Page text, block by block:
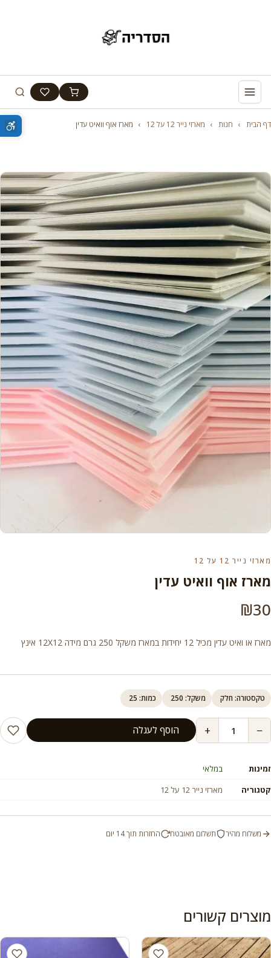
דף הבית › חנות › מארזי נייר 12 על 12 › מארז אוף וואיט עדין
מארזי נייר 12 על 12
מארז אוף וואיט עדין
₪30
מארז או ואיט עדין מכיל 12 יחידות במארז משקל 250 גרם מידה 12X12 אינץ
טקסטורה: חלק משקל: 250 כמות: 25
−
+ הוסף לעגלה
זמינות
במלאי
קטגוריה
מארזי נייר 12 על 12
משלוח מהיר תשלום מאובטח החזרות תוך 14 יום
מוצרים קשורים